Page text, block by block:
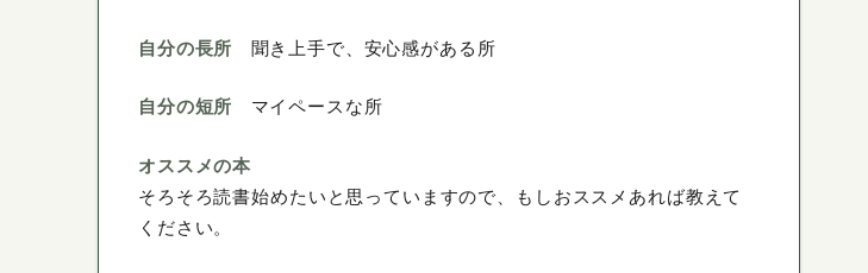
自分の長所 聞き上手で、安心感がある所
自分の短所 マイペースな所
オススメの本
そろそろ読書始めたいと思っていますので、もしおススメあれば教えて
ください。